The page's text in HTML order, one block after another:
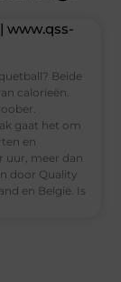
www.qss-
Beide
calorieën.
gaat het om
en
uur, meer dan
door Quality
en België. Is